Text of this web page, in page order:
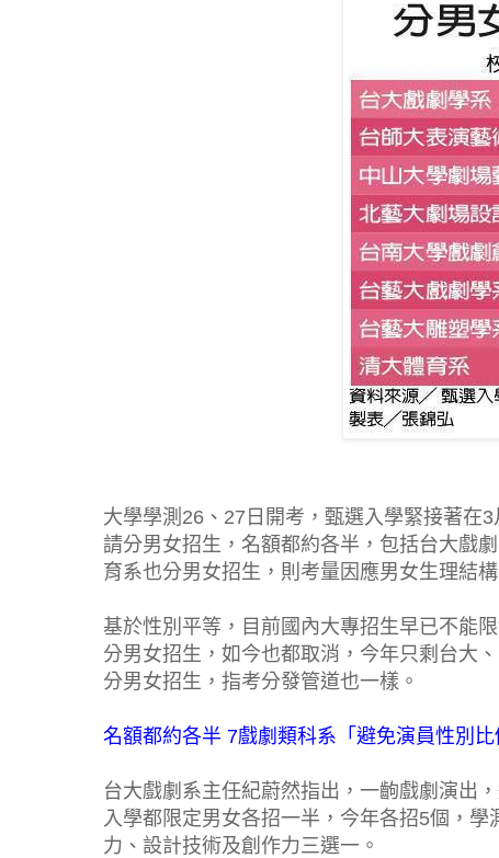
大學學測26、27日開考，甄選入學緊接著在
請分男女招生，名額都約各半，包括台大戲
育系也分男女招生，則考量因應男女生理結
基於性別平等，目前國內大專招生早已不能
分男女招生，如今也都取消，今年只剩台大
分男女招生，指考分發管道也一樣。
名額都約各半 7戲劇類科系「避免演員性別比
台大戲劇系主任紀蔚然指出，一齣戲劇演出
入學都限定男女各招一半，今年各招5個，
力、設計技術及創作力三選一。